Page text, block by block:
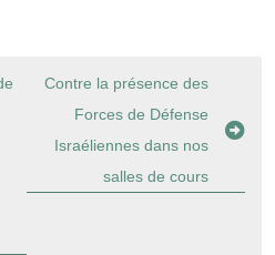
Contre la présence des
Forces de Défense
Israéliennes dans nos
salles de cours